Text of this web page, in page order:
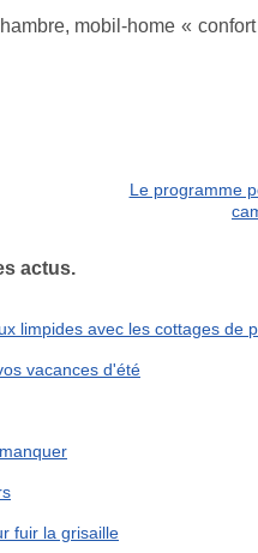
mobil-home «
Le programme
actus.
limpides avec les cottages de
vacances d'été
fuir la grisaille